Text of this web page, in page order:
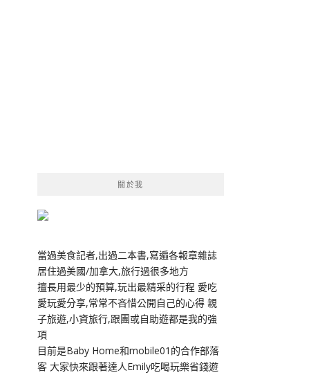
關於我
當過美食記者,出過二本書,寫遍各報章雜誌
居住過美國/加拿大,旅行過很多地方
擅長用最少的預算,玩出最精采的行程 愛吃
愛玩愛分享,常常不吝惜公開自己的心得 親
子旅遊,小資旅行,跟團或自助遊都是我的強
項
目前是Baby Home和mobile01的合作部落
客 大家快來跟著達人Emily吃喝玩樂省錢遊